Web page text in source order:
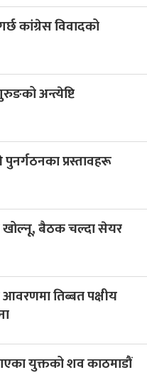
कांग्रेस विवादको
अन्त्येष्टि
प्रस्तावहरू
खोल्नू, बैठक चल्दा सेयर
आवरणमा तिब्बत पक्षीय
युक्तको शव काठमाडौं